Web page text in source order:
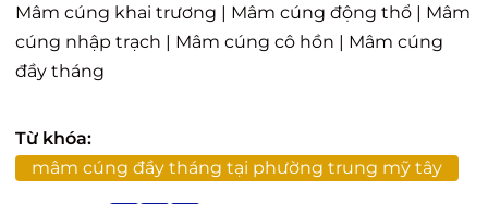
Mâm cúng khai trương | Mâm cúng động thổ | Mâm
cúng nhập trạch | Mâm cúng cô hồn | Mâm cúng
đầy tháng
Từ khóa:
mâm cúng đầy tháng tại phường trung mỹ tây